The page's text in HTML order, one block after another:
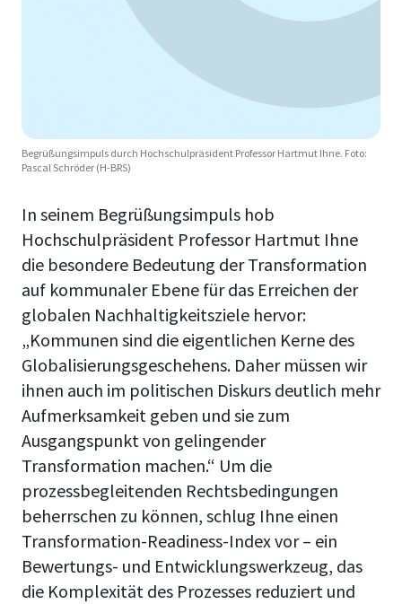
Begrüßungsimpuls durch Hochschulpräsident Professor Hartmut Ihne. Foto:
Pascal Schröder (H-BRS)
In seinem Begrüßungsimpuls hob
Hochschulpräsident Professor Hartmut Ihne
die besondere Bedeutung der Transformation
auf kommunaler Ebene für das Erreichen der
globalen Nachhaltigkeitsziele hervor:
„Kommunen sind die eigentlichen Kerne des
Globalisierungsgeschehens. Daher müssen wir
ihnen auch im politischen Diskurs deutlich mehr
Aufmerksamkeit geben und sie zum
Ausgangspunkt von gelingender
Transformation machen.“ Um die
prozessbegleitenden Rechtsbedingungen
beherrschen zu können, schlug Ihne einen
Transformation-Readiness-Index vor – ein
Bewertungs- und Entwicklungswerkzeug, das
die Komplexität des Prozesses reduziert und